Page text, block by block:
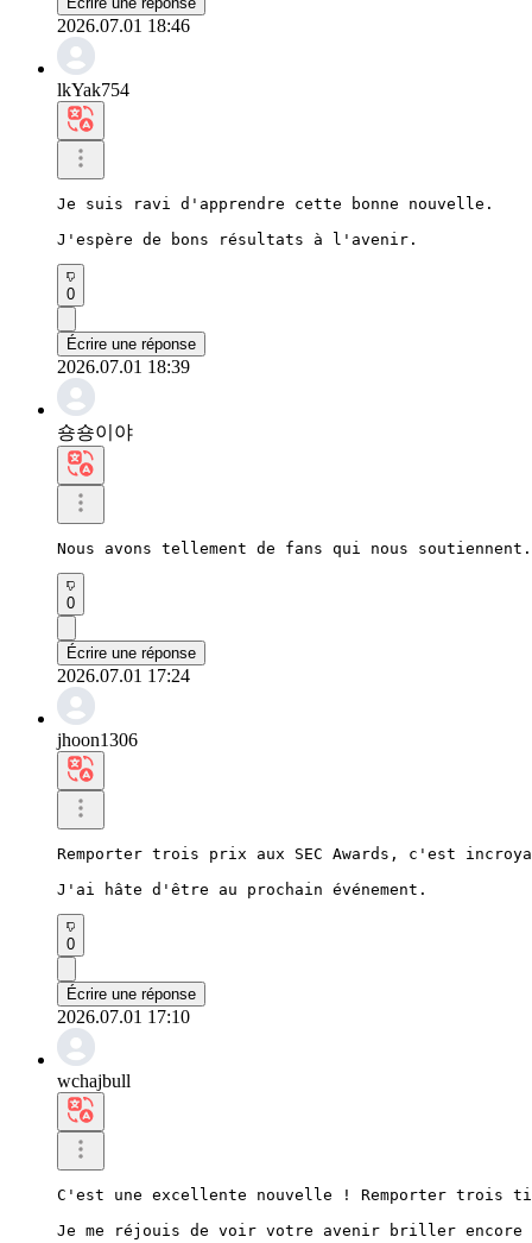
2026.07.01 18:46
lkYak754
Je suis ravi d'apprendre cette bonne nouvelle.
J'espère de bons résultats à l'avenir.
0
Écrire une réponse
2026.07.01 18:39
숑숑이야
Nous avons tellement de fans qui nous
0
Écrire une réponse
2026.07.01 17:24
jhoon1306
Remporter trois prix aux SEC Awards, c'est
J'ai hâte d'être au prochain événement.
0
Écrire une réponse
2026.07.01 17:10
wchajbull
C'est une excellente nouvelle ! Remporter trois
Je me réjouis de voir votre avenir briller encore